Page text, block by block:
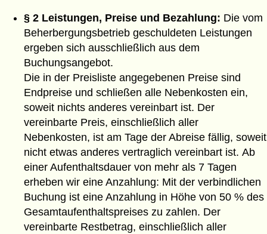
§ 2 Leistungen, Preise und Bezahlung: Die vom
Beherbergungsbetrieb geschuldeten Leistungen
ergeben sich ausschließlich aus dem
Buchungsangebot.
Die in der Preisliste angegebenen Preise sind
Endpreise und schließen alle Nebenkosten ein,
soweit nichts anderes vereinbart ist. Der
vereinbarte Preis, einschließlich aller
Nebenkosten, ist am Tage der Abreise fällig, soweit
nicht etwas anderes vertraglich vereinbart ist. Ab
einer Aufenthaltsdauer von mehr als 7 Tagen
erheben wir eine Anzahlung: Mit der verbindlichen
Buchung ist eine Anzahlung in Höhe von 50 % des
Gesamtaufenthaltspreises zu zahlen. Der
vereinbarte Restbetrag, einschließlich aller